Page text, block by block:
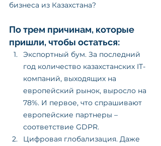
бизнеса из Казахстана?
По трем причинам, которые
пришли, чтобы остаться:
Экспортный бум. За последний
год количество казахстанских IT-
компаний, выходящих на
европейский рынок, выросло на
78%. И первое, что спрашивают
европейские партнеры –
соответствие GDPR.
Цифровая глобализация. Даже